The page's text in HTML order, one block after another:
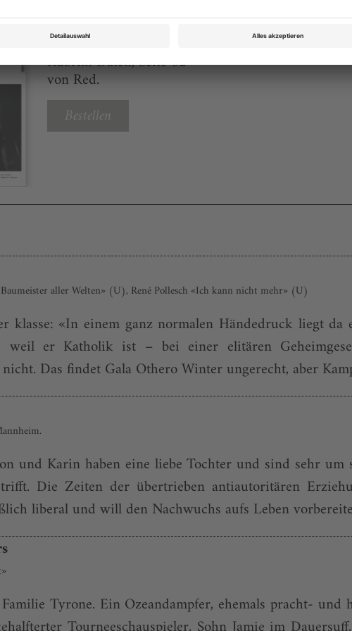
Theater heute April 2017
Rubrik: Daten, Seite 62
von Red.
Bestellen
aller Welten» (U), René Pollesch «Ich kann nicht mehr» (U)
klasse: «In einem ganz normalen Händedruck liegt
er Katholik ist – bei einer elitären
Das findet Gala Othero Winter un­gerecht, aber
und Karin haben eine liebe Tochter und sind sehr um
Die Zeiten der übertrieben antiautoritären
liberal und will den Nachwuchs aufs Leben
Tyrone. Ein Ozeandampfer, ehemals pracht-